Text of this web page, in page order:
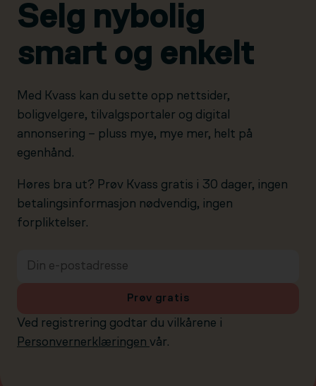
Selg nybolig
smart og enkelt
Med Kvass kan du sette opp nettsider,
boligvelgere, tilvalgsportaler og digital
annonsering – pluss mye, mye mer, helt på
egenhånd.
Høres bra ut? Prøv Kvass gratis i 30 dager, ingen
betalingsinformasjon nødvendig, ingen
forpliktelser.
Ved registrering godtar du vilkårene i
Personvernerklæringen vår.
Prøv gratis